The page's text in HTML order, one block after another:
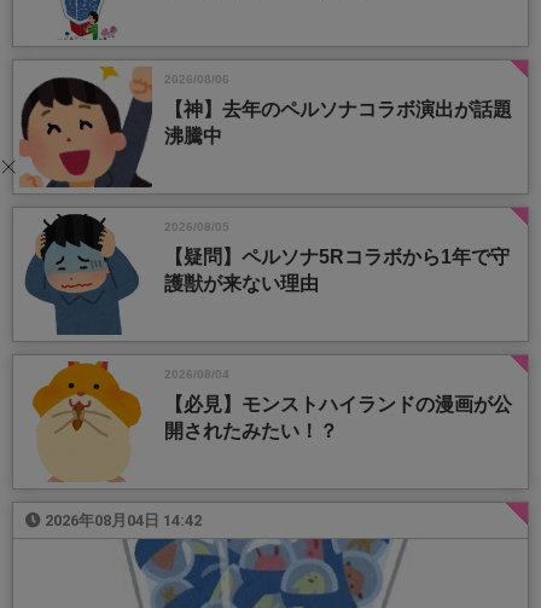
2026/08/06
【神】去年のペルソナコラボ演出が話題
沸騰中
2026/08/05
【疑問】ペルソナ5Rコラボから1年で守
護獣が来ない理由
2026/08/04
【必見】モンストハイランドの漫画が公
開されたみたい！？
2026年08月04日 14:42